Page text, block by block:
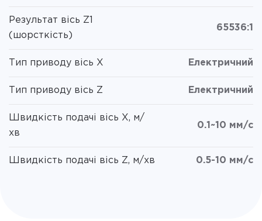
Результат вісь Z1
(шорсткість)
65536:1
Тип приводу вісь X Електричний
Тип приводу вісь Z Електричний
Швидкість подачі вісь X, м/
хв
0.1~10 мм/с
Швидкість подачі вісь Z, м/хв 0.5-10 мм/с